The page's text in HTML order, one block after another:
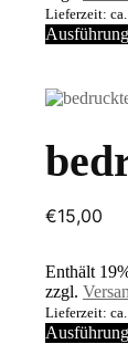
Lieferzeit:
€15,00
Enthält
zzgl.
Lieferzeit: